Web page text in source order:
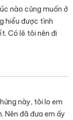
nào cũng muốn ở
hiểu được tình
Có lẽ tôi nên đi
này, tôi lo em
Nên đã đưa em ấy